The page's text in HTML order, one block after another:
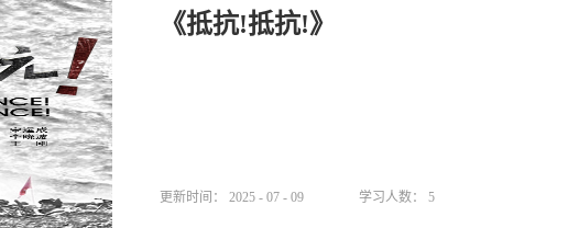
《抵抗!抵抗!》
更新时间： 2025 - 07 - 09 学习人数： 5